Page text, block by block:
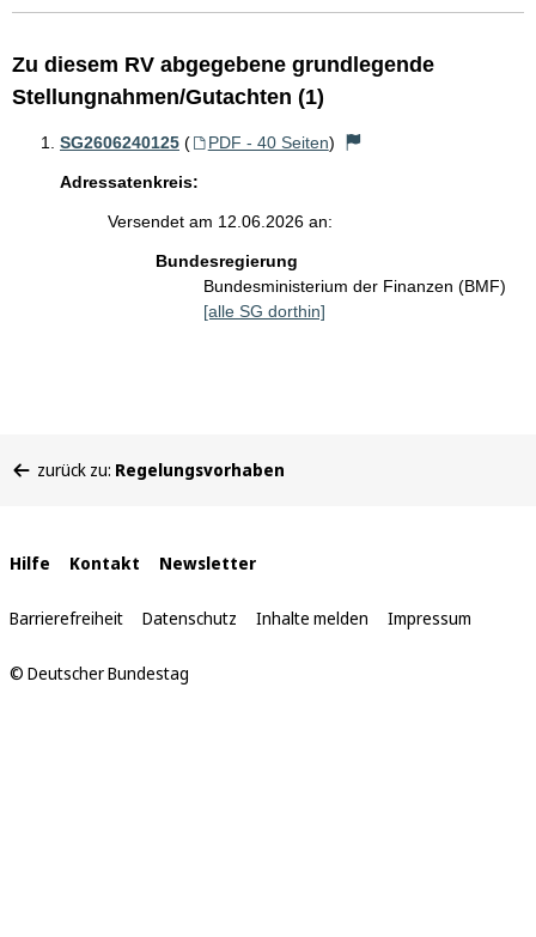
Zu diesem RV abgegebene grundlegende
Stellungnahmen/Gutachten (1)
SG2606240125 ( PDF - 40 Seiten)
Adressatenkreis:
Versendet am 12.06.2026 an:
Bundesregierung
Bundesministerium der Finanzen (BMF)
[alle SG dorthin]
befinden
zurück zu: Regelungsvorhaben
Interne
Links
Hilfe Kontakt Newsletter
Barrierefreiheit Datenschutz Inhalte melden Impressum
© Deutscher Bundestag